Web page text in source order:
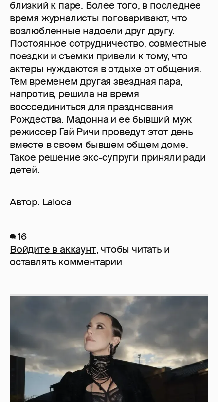
близкий к паре. Более того, в последнее
время журналисты поговаривают, что
возлюбленные надоели друг другу.
Постоянное сотрудничество, совместные
поездки и съемки привели к тому, что
актеры нуждаются в отдыхе от общения.
Тем временем другая звездная пара,
напротив, решила на время
воссоединиться для празднования
Рождества. Мадонна и ее бывший муж
режиссер Гай Ричи проведут этот день
вместе в своем бывшем общем доме.
Такое решение экс-супруги приняли ради
детей.
Автор: Laloca
16
Войдите в аккаунт, чтобы читать и
оставлять комментарии